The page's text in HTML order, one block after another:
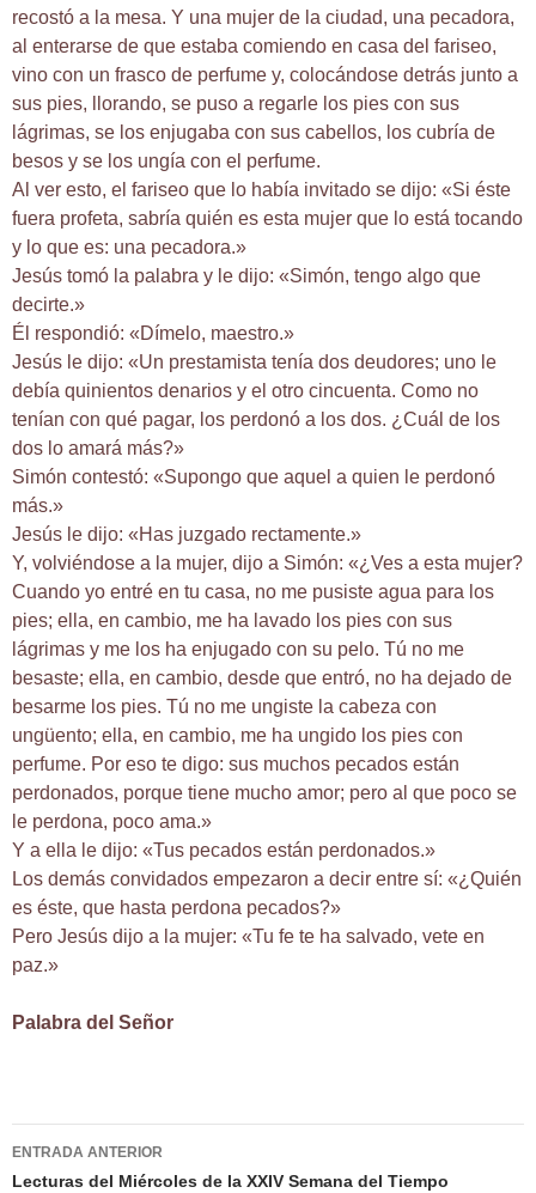
recostó a la mesa. Y una mujer de la ciudad, una pecadora,
al enterarse de que estaba comiendo en casa del fariseo,
vino con un frasco de perfume y, colocándose detrás junto a
sus pies, llorando, se puso a regarle los pies con sus
lágrimas, se los enjugaba con sus cabellos, los cubría de
besos y se los ungía con el perfume.
Al ver esto, el fariseo que lo había invitado se dijo: «Si éste
fuera profeta, sabría quién es esta mujer que lo está tocando
y lo que es: una pecadora.»
Jesús tomó la palabra y le dijo: «Simón, tengo algo que
decirte.»
Él respondió: «Dímelo, maestro.»
Jesús le dijo: «Un prestamista tenía dos deudores; uno le
debía quinientos denarios y el otro cincuenta. Como no
tenían con qué pagar, los perdonó a los dos. ¿Cuál de los
dos lo amará más?»
Simón contestó: «Supongo que aquel a quien le perdonó
más.»
Jesús le dijo: «Has juzgado rectamente.»
Y, volviéndose a la mujer, dijo a Simón: «¿Ves a esta mujer?
Cuando yo entré en tu casa, no me pusiste agua para los
pies; ella, en cambio, me ha lavado los pies con sus
lágrimas y me los ha enjugado con su pelo. Tú no me
besaste; ella, en cambio, desde que entró, no ha dejado de
besarme los pies. Tú no me ungiste la cabeza con
ungüento; ella, en cambio, me ha ungido los pies con
perfume. Por eso te digo: sus muchos pecados están
perdonados, porque tiene mucho amor; pero al que poco se
le perdona, poco ama.»
Y a ella le dijo: «Tus pecados están perdonados.»
Los demás convidados empezaron a decir entre sí: «¿Quién
es éste, que hasta perdona pecados?»
Pero Jesús dijo a la mujer: «Tu fe te ha salvado, vete en
paz.»
Palabra del Señor
Navegación
de
ENTRADA ANTERIOR
Lecturas del Miércoles de la XXIV Semana del Tiempo